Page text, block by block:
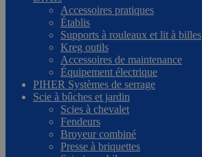
Accessoires pratiques
Établis
Supports à rouleaux et lit à billes
Kreg outils
Accessoires de maintenance
Équipement électrique
PIHER Systèmes de serrage
Scie à bûches et jardin
Scies à chevalet
Fendeurs
Broyeur combiné
Presse à briquettes